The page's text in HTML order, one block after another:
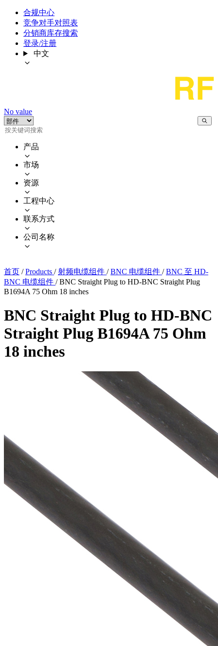
合规中心
竞争对手对照表
分销商库存搜索
登录/注册
中文
No value
产品
市场
资源
工程中心
联系方式
公司名称
首页 / Products / 射频电缆组件 / BNC 电缆组件 / BNC 至 HD-
BNC 电缆组件 / BNC Straight Plug to HD-BNC Straight Plug
B1694A 75 Ohm 18 inches
BNC Straight Plug to HD-BNC
Straight Plug B1694A 75 Ohm
18 inches